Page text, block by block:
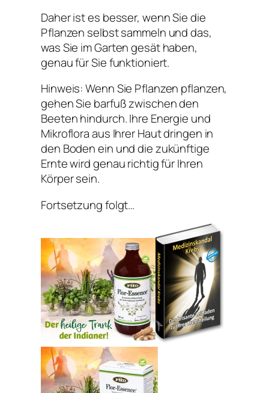
Daher ist es besser, wenn Sie die
Pflanzen selbst sammeln und das,
was Sie im Garten gesät haben,
genau für Sie funktioniert.
Hinweis: Wenn Sie Pflanzen pflanzen,
gehen Sie barfuß zwischen den
Beeten hindurch. Ihre Energie und
Mikroflora aus Ihrer Haut dringen in
den Boden ein und die zukünftige
Ernte wird genau richtig für Ihren
Körper sein.
Fortsetzung folgt…